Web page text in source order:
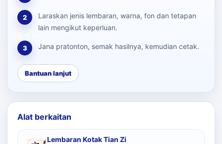
2
Laraskan jenis lembaran, warna, fon dan tetapan
lain mengikut keperluan.
3 Jana pratonton, semak hasilnya, kemudian cetak.
Bantuan lanjut
Alat berkaitan
Lembaran Kotak Tian Zi